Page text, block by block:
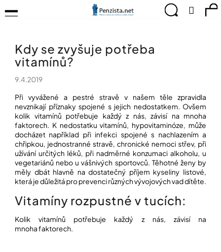
na
TIPY
PRO
ZDRAVÍ
CVIČÍME
PRO
RADOST
OBJEVUJTE
TVOŘTE
NÁMI
PRŮVODCE
MODERNÍM
SVĚTEM
POZNEJTE
Hledat
Menu
Kdy se zvyšuje potřeba
vitamínů?
9.4.2019
Při vyvážené a pestré stravě v našem těle zpravidla
nevznikají příznaky spojené s jejich nedostatkem. Ovšem
kolik vitamínů potřebuje každý z nás, závisí na mnoha
faktorech. K nedostatku vitamínů, hypovitaminóze, může
docházet například při infekci spojené s nachlazením a
chřipkou, jednostranné stravě, chronické nemoci střev, při
užívání určitých léků, při nadměrné konzumaci alkoholu, u
vegetariánů nebo u vášnivých sportovců. Těhotné ženy by
měly dbát hlavně na dostatečný příjem kyseliny listové,
která je důležitá pro prevenci různých vývojových vad dítěte.
Vitamíny rozpustné v tucích:
Kolik vitamínů potřebuje každý z nás, závisí na
mnoha faktorech.
o
C
o
o
e
b
u
e
e
a